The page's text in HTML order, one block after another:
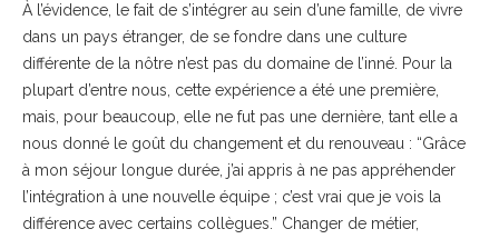
À l’évidence, le fait de s’intégrer au sein d’une famille, de vivre
dans un pays étranger, de se fondre dans une culture
différente de la nôtre n’est pas du domaine de l’inné. Pour la
plupart d’entre nous, cette expérience a été une première,
mais, pour beaucoup, elle ne fut pas une dernière, tant elle a
nous donné le goût du changement et du renouveau : “Grâce
à mon séjour longue durée, j’ai appris à ne pas appréhender
l’intégration à une nouvelle équipe ; c’est vrai que je vois la
différence avec certains collègues. ” Changer de métier,